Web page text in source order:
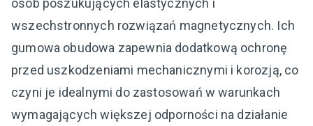
wszechstronnych rozwiązań magnetycznych. Ich
gumowa obudowa zapewnia dodatkową ochronę
przed uszkodzeniami mechanicznymi i korozją, co
czyni je idealnymi do zastosowań w warunkach
wymagających większej odporności na działanie